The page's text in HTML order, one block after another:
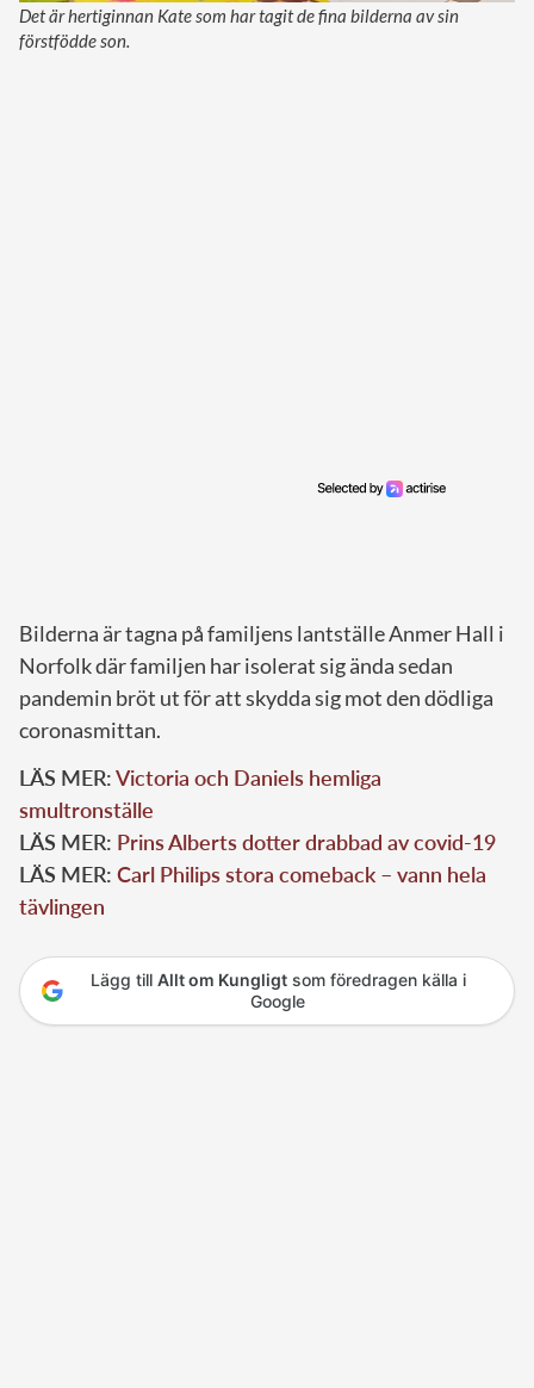
Det är hertiginnan Kate som har tagit de fina bilderna av sin
förstfödde son.
Bilderna är tagna på familjens lantställe Anmer Hall i
Norfolk där familjen har isolerat sig ända sedan
pandemin bröt ut för att skydda sig mot den dödliga
coronasmittan.
LÄS MER:Victoria och Daniels hemliga
smultronställe
LÄS MER: Prins Alberts dotter drabbad av covid-19
LÄS MER: Carl Philips stora comeback – vann hela
tävlingen
Lägg till Allt om Kungligtsom föredragen källa i
Google